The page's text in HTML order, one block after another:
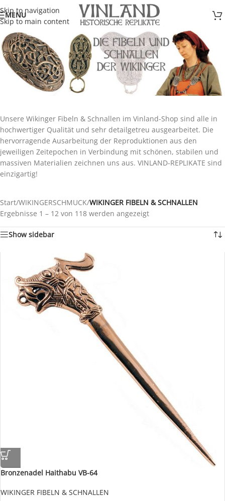
Skip to navigation
Skip to main content
MENU
Unsere Wikinger Fibeln & Schnallen im Vinland-Shop sind alle in
hochwertiger Qualität und sehr detailgetreu ausgearbeitet. Die
hervorragende Ausarbeitung der Reproduktionen aus den
jeweiligen Zeitepochen in Verbindung mit schönen, stabilen und
massiven Materialien zeichnen uns aus. VINLAND-REPLIKATE sind
einzigartig!
Start/WIKINGERSCHMUCK/WIKINGER FIBELN & SCHNALLEN
Ergebnisse 1 – 12 von 118 werden angezeigt
Show sidebar
Bronzenadel Haithabu VB-64
WIKINGER FIBELN & SCHNALLEN